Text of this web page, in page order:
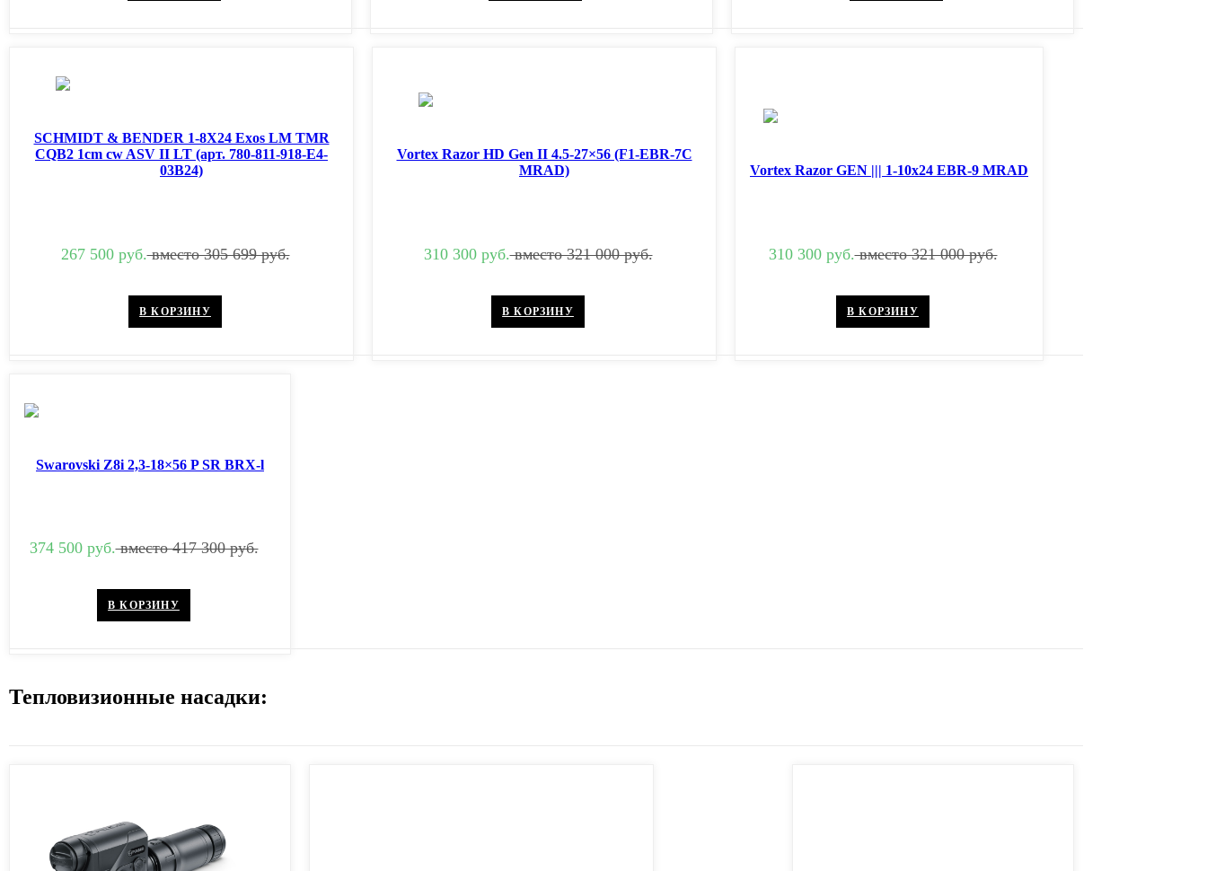
SCHMIDT & BENDER 1-8X24 Exos LM TMR
CQB2 1cm cw ASV II LT (арт. 780-811-918-E4-
03B24)
267 500 руб.вместо 305 699 руб.
В КОРЗИНУ
Vortex Razor HD Gen II 4.5-27×56 (F1-EBR-7C
MRAD)
310 300 руб.вместо 321 000 руб.
В КОРЗИНУ
Vortex Razor GEN ||| 1-10х24 EBR-9 MRAD
310 300 руб.вместо 321 000 руб.
В КОРЗИНУ
Swarovski Z8i 2,3-18×56 P SR BRX-l
374 500 руб.вместо 417 300 руб.
В КОРЗИНУ
Тепловизионные насадки: